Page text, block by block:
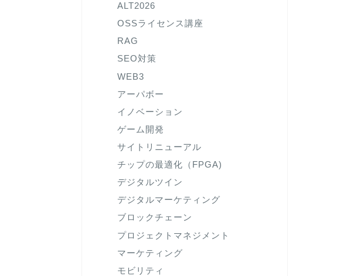
ALT2026
OSSライセンス講座
RAG
SEO対策
WEB3
アーパボー
イノベーション
ゲーム開発
サイトリニューアル
チップの最適化（FPGA)
デジタルツイン
デジタルマーケティング
ブロックチェーン
プロジェクトマネジメント
マーケティング
モビリティ